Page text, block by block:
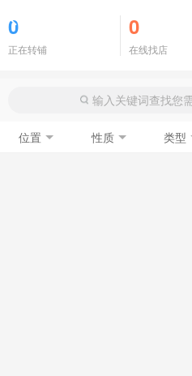
0
正在转铺
0
在线找店
位置 性质 类型